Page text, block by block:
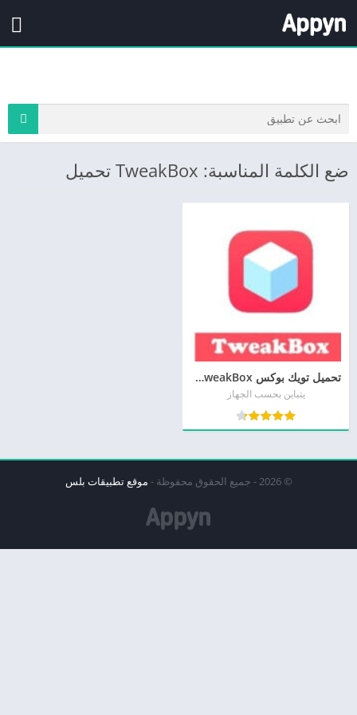
ضع الكلمة المناسبة: TweakBox تحميل
تحميل تويك بوكس TweakBox للايفون مجانا اخر اصدار
يتباين بحسب الجهاز
© 2026 - جميع الحقوق محفوظة - موقع تطبيقات بلس